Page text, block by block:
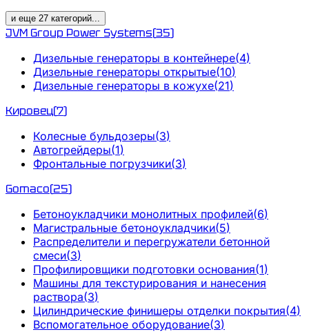
и еще 27 категорий...
JVM Group Power Systems(35)
Дизельные генераторы в контейнере(4)
Дизельные генераторы открытые(10)
Дизельные генераторы в кожухе(21)
Кировец(7)
Колесные бульдозеры(3)
Автогрейдеры(1)
Фронтальные погрузчики(3)
Gomaco(25)
Бетоноукладчики монолитных профилей(6)
Магистральные бетоноукладчики(5)
Распределители и перегружатели бетонной
смеси(3)
Профилировщики подготовки основания(1)
Машины для текстурирования и нанесения
раствора(3)
Цилиндрические финишеры отделки покрытия(4)
Вспомогательное оборудование(3)